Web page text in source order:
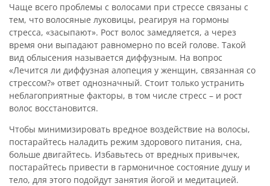
Чаще всего проблемы с волосами при стрессе связаны с
тем, что волосяные луковицы, реагируя на гормоны
стресса, «засыпают». Рост волос замедляется, а через
время они выпадают равномерно по всей голове. Такой
вид облысения называется диффузным. На вопрос
«Лечится ли диффузная алопеция у женщин, связанная со
стрессом?» ответ однозначный. Стоит только устранить
неблагоприятные факторы, в том числе стресс – и рост
волос восстановится.
Чтобы минимизировать вредное воздействие на волосы,
постарайтесь наладить режим здорового питания, сна,
больше двигайтесь. Избавьтесь от вредных привычек,
постарайтесь привести в гармоничное состояние душу и
тело, для этого подойдут занятия йогой и медитацией.